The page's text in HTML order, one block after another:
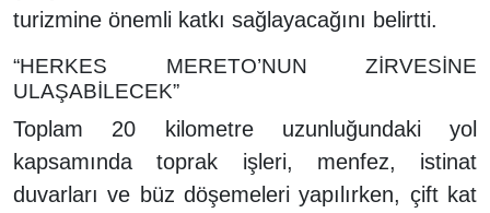
turizmine önemli katkı sağlayacağını belirtti.
“HERKES MERETO’NUN ZİRVESİNE
ULAŞABİLECEK”
Toplam 20 kilometre uzunluğundaki yol
kapsamında toprak işleri, menfez, istinat
duvarları ve büz döşemeleri yapılırken, çift kat